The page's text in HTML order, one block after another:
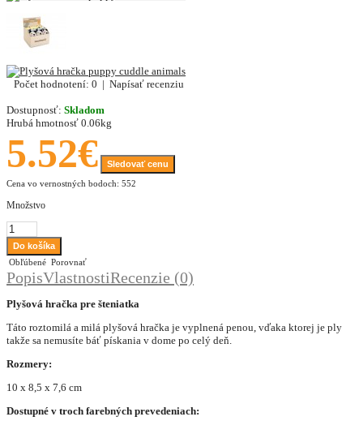
Počet hodnotení: 0 | Napísať recenziu
Dostupnosť: Skladom
Hrubá hmotnosť 0.06kg
5.52€
Sledovať cenu
Cena vo vernostných bodoch: 552
Množstvo
Obľúbené Porovnať
PopisVlastnostiRecenzie (0)
Plyšová hračka pre šteniatka
Táto roztomilá a milá plyšová hračka je vyplnená penou, vďaka ktorej je
takže sa nemusíte báť pískania v dome po celý deň.
Rozmery:
10 x 8,5 x 7,6 cm
Dostupné v troch farebných prevedeniach: